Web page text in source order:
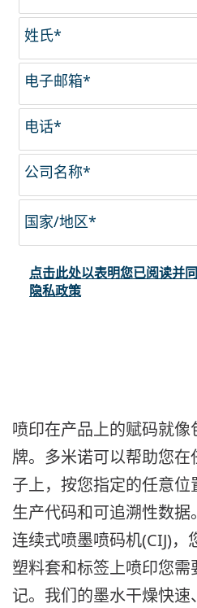
姓氏*
电子邮箱*
电话*
公司名称*
国家/地区*
点击此处以表明您已阅读并
隐私政策
喷印在产品上的赋码就
牌。多米诺可以帮助您
子上，按您指定的任意
生产代码和可追溯性数
连续式喷墨喷码机(CIJ)，
塑料套和标签上喷印您
记。我们的墨水干燥快